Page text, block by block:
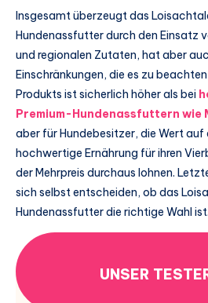
Insgesamt überzeugt das
Hundenassfutter durch den Einsatz
und regionalen Zutaten, hat aber
Einschränkungen, die es zu
Produkts ist sicherlich höher als bei
Premium-Hundenassfuttern wie
aber für Hundebesitzer, die Wert auf
hochwertige Ernährung für ihren
der Mehrpreis durchaus lohnen.
sich selbst entscheiden, ob das
Hundenassfutter die richtige Wahl ist.
UNSER